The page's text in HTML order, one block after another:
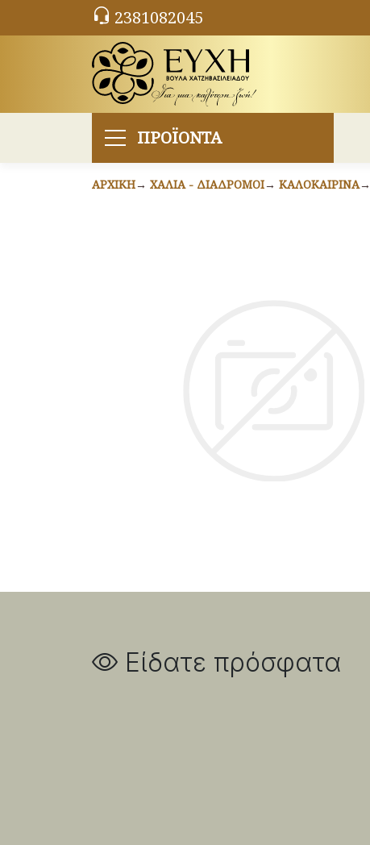
2381082045
ΠΡΟΪΟΝΤΑ
ΑΡΧΙΚΉ ΧΑΛΙΆ - ΔΙΆΔΡΟΜΟΙ ΚΑΛΟΚΑΙΡΙΝΆ
Είδατε πρόσφατα